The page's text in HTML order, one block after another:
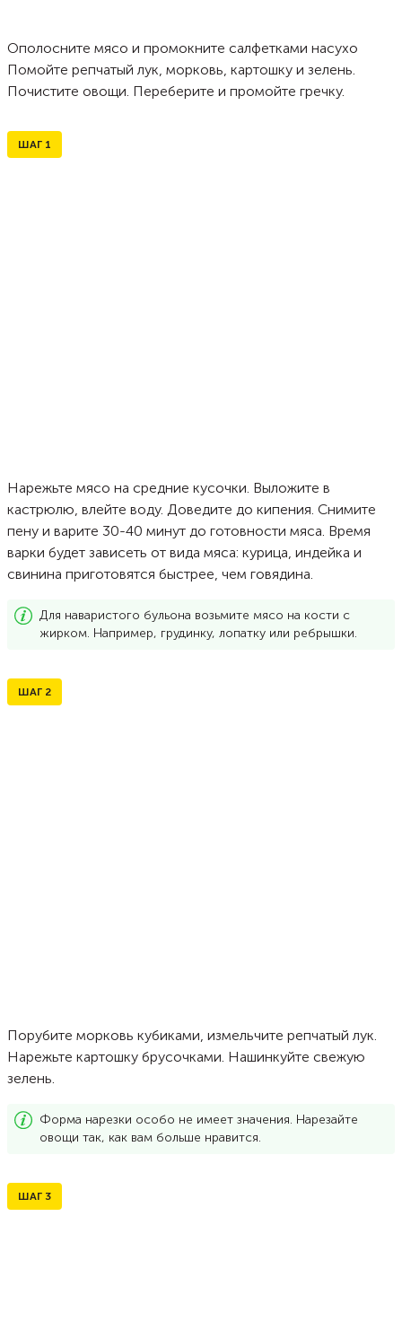
Ополосните мясо и промокните салфетками насухо
Помойте репчатый лук, морковь, картошку и зелень.
Почистите овощи. Переберите и промойте гречку.
ШАГ 1
Нарежьте мясо на средние кусочки. Выложите в
кастрюлю, влейте воду. Доведите до кипения. Снимите
пену и варите 30-40 минут до готовности мяса. Время
варки будет зависеть от вида мяса: курица, индейка и
свинина приготовятся быстрее, чем говядина.
Для наваристого бульона возьмите мясо на кости с
жирком. Например, грудинку, лопатку или ребрышки.
ШАГ 2
Порубите морковь кубиками, измельчите репчатый лук.
Нарежьте картошку брусочками. Нашинкуйте свежую
зелень.
Форма нарезки особо не имеет значения. Нарезайте
овощи так, как вам больше нравится.
ШАГ 3